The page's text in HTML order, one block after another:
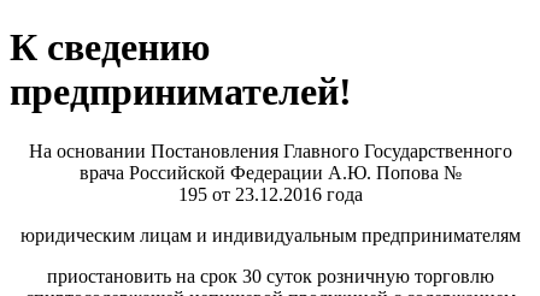
К сведению
предпринимателей!
На основании Постановления Главного Государственного
врача Российской Федерации А.Ю. Попова №
195 от 23.12.2016 года
юридическим лицам и индивидуальным предпринимателям
приостановить на срок 30 суток розничную торговлю